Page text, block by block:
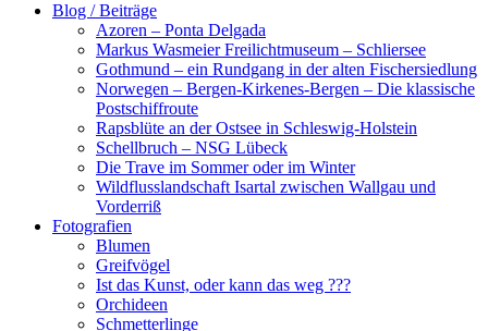
Blog / Beiträge
Azoren – Ponta Delgada
Markus Wasmeier Freilichtmuseum – Schliersee
Gothmund – ein Rundgang in der alten Fischersiedlung
Norwegen – Bergen-Kirkenes-Bergen – Die klassische
Postschiffroute
Rapsblüte an der Ostsee in Schleswig-Holstein
Schellbruch – NSG Lübeck
Die Trave im Sommer oder im Winter
Wildflusslandschaft Isartal zwischen Wallgau und
Vorderriß
Fotografien
Blumen
Greifvögel
Ist das Kunst, oder kann das weg ???
Orchideen
Schmetterlinge